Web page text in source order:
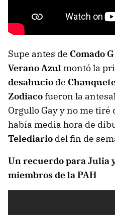
Supe antes de Comado G
Verano Azulmontó la
desahucio de
Zodiacofueron la
Orgullo Gay y no me tiré
había media hora de
Telediario del fin de
Un recuerdo para Julia
miembros de la PAH